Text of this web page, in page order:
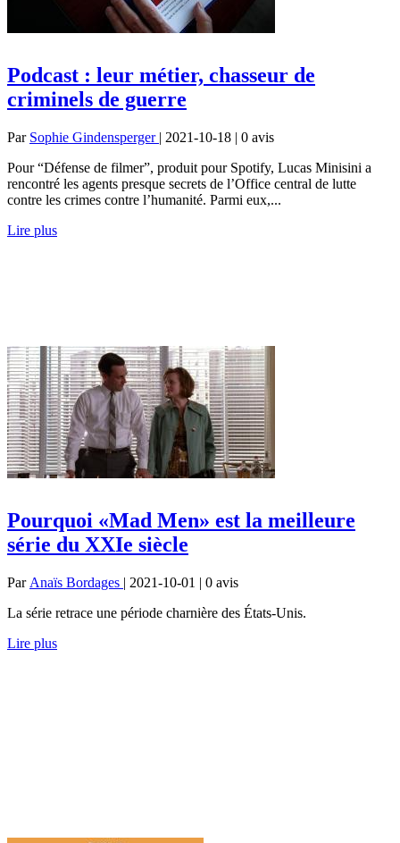
Podcast : leur métier, chasseur de
criminels de guerre
Par Sophie Gindensperger | 2021-10-18 | 0 avis
Pour “Défense de filmer”, produit pour Spotify, Lucas Minisini a
rencontré les agents presque secrets de l’Office central de lutte
contre les crimes contre l’humanité. Parmi eux,...
Lire plus
Pourquoi «Mad Men» est la meilleure
série du XXIe siècle
Par Anaïs Bordages | 2021-10-01 | 0 avis
La série retrace une période charnière des États-Unis.
Lire plus